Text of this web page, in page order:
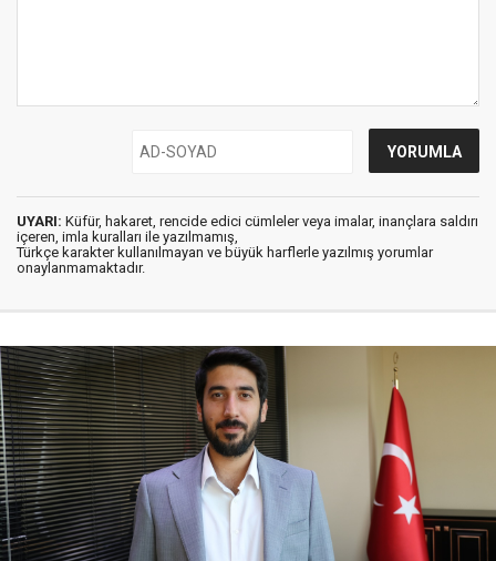
UYARI: Küfür, hakaret, rencide edici cümleler veya imalar, inançlara saldırı
içeren, imla kuralları ile yazılmamış,
Türkçe karakter kullanılmayan ve büyük harflerle yazılmış yorumlar
onaylanmamaktadır.